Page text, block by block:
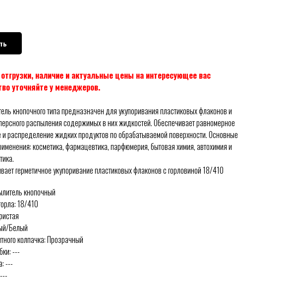
наличие и актуальные цены на интересующее вас
уточняйте у менеджеров.
кнопочного типа предназначен для укупоривания пластиковых флаконов и
распыления содержимых в них жидкостей. Обеспечивает равномерное
распределение жидких продуктов по обрабатываемой поверхности. Основные
косметика, фармацевтика, парфюмерия, бытовая химия, автохимия и
герметичное укупоривание пластиковых флаконов с горловиной 18/410
кнопочный
18/410
Белый
колпачка: Прозрачный
---
---